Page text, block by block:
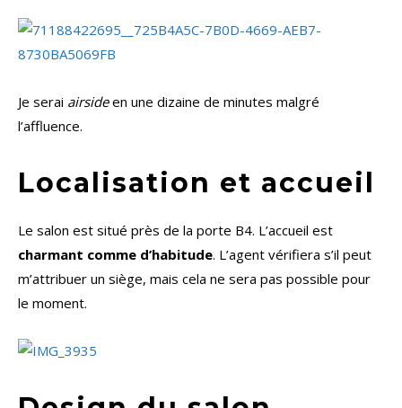
Je serai airsideen une dizaine de minutes malgré
l’affluence.
Localisation et accueil
Le salon est situé près de la porte B4. L’accueil est
charmant comme d’habitude. L’agent vérifiera s’il peut
m’attribuer un siège, mais cela ne sera pas possible pour
le moment.